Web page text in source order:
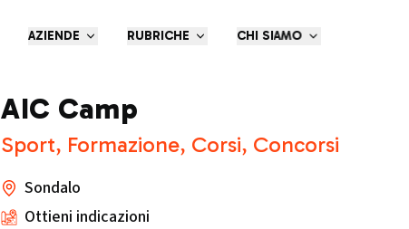
AZIENDE RUBRICHE CHI SIAMO
AIC Camp
Sport, Formazione, Corsi, Concorsi
Sondalo
Ottieni indicazioni